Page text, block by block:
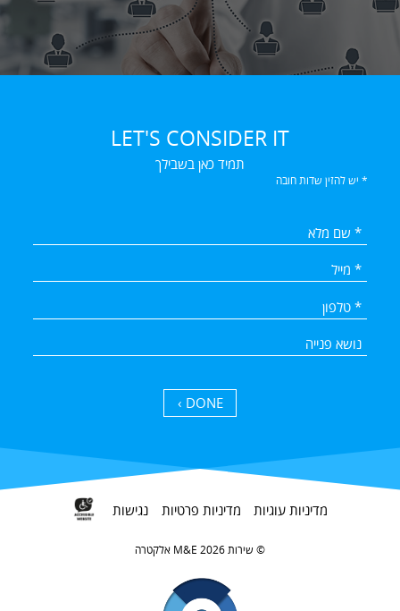
LET'S CONSIDER IT
תמיד כאן בשבילך
* יש להזין שדות חובה
DONE ›
נגישות מדיניות פרטיות מדיניות עוגיות
אלקטרה M&E שירות 2026 ©